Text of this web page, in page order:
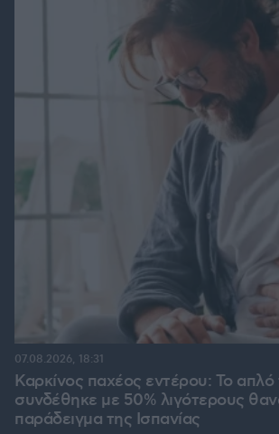
Καρκίνος παχέος εντέρου: Το απλό
συνδέθηκε με 50% λιγότερους
παράδειγμα της Ισπανίας
07.08.2026, 18:31